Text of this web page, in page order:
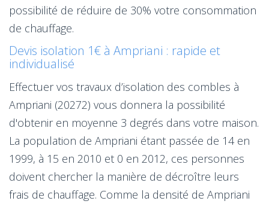
possibilité de réduire de 30% votre consommation
de chauffage.
Devis isolation 1€ à Ampriani : rapide et
individualisé
Effectuer vos travaux d’isolation des combles à
Ampriani (20272) vous donnera la possibilité
d'obtenir en moyenne 3 degrés dans votre maison.
La population de Ampriani étant passée de 14 en
1999, à 15 en 2010 et 0 en 2012, ces personnes
doivent chercher la manière de décroître leurs
frais de chauffage. Comme la densité de Ampriani